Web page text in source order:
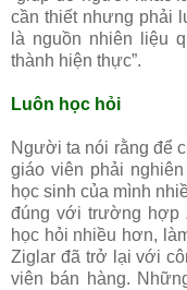
cần thiết nhưng phải
là nguồn nhiên liệu
thành hiện thực”.
Luôn học hỏi
Người ta nói rằng để
giáo viên phải
học sinh của mình
đúng với trường hợp
học hỏi nhiều hơn,
Ziglar đã trở lại với
viên bán hàng.